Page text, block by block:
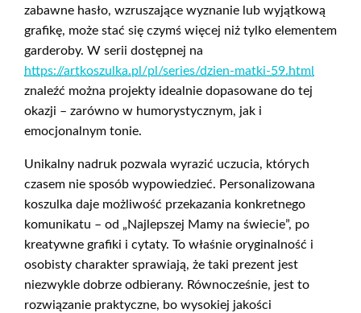
zabawne hasło, wzruszające wyznanie lub wyjątkową
grafikę, może stać się czymś więcej niż tylko elementem
garderoby. W serii dostępnej na
https://artkoszulka.pl/pl/series/dzien-matki-59.html
znaleźć można projekty idealnie dopasowane do tej
okazji – zarówno w humorystycznym, jak i
emocjonalnym tonie.
Unikalny nadruk pozwala wyrazić uczucia, których
czasem nie sposób wypowiedzieć. Personalizowana
koszulka daje możliwość przekazania konkretnego
komunikatu – od „Najlepszej Mamy na świecie”, po
kreatywne grafiki i cytaty. To właśnie oryginalność i
osobisty charakter sprawiają, że taki prezent jest
niezwykle dobrze odbierany. Równocześnie, jest to
rozwiązanie praktyczne, bo wysokiej jakości